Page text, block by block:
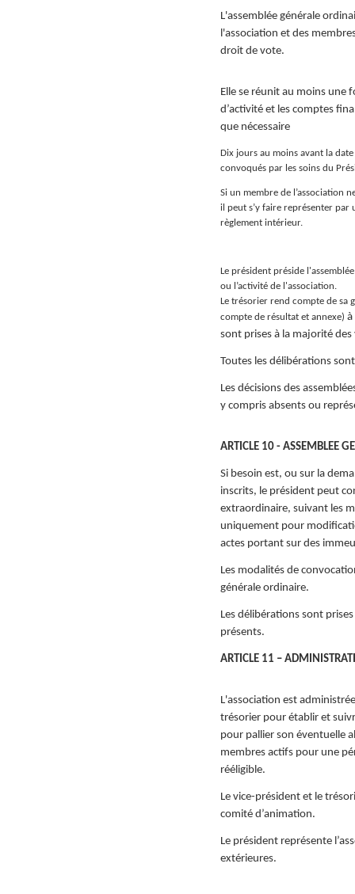
L'assemblée générale
l'association et des
droit de vote.
Elle se réunit au moins une
d’activité et les comptes
que nécessaire
Dix jours au moins avant la
convoqués par les soins du
Si un membre de l’association
il peut s’y faire représenter par
règlement intérieur.
Le président préside
ou l’activité de l'association.
Le trésorier rend compte de sa
compte de résultat et annexe) à
sont prises à la majorité
Toutes les délibérations
Les décisions des
y compris absents ou
ARTICLE 10 - ASSEMBLEE
Si besoin est, ou sur la
inscrits, le président peut
extraordinaire, suivant les
uniquement pour
actes portant sur des
Les modalités de
générale ordinaire.
Les délibérations sont
présents.
ARTICLE 11 –
L'association est
trésorier pour établir et
pour pallier son éventuelle
membres actifs pour une
rééligible.
Le vice-président et le
comité d’animation.
Le président représente
extérieures.